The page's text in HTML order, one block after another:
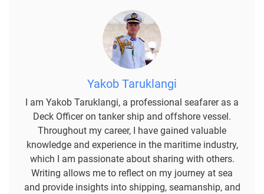
Yakob Taruklangi
I am Yakob Taruklangi, a professional seafarer as a
Deck Officer on tanker ship and offshore vessel.
Throughout my career, I have gained valuable
knowledge and experience in the maritime industry,
which I am passionate about sharing with others.
Writing allows me to reflect on my journey at sea
and provide insights into shipping, seamanship, and